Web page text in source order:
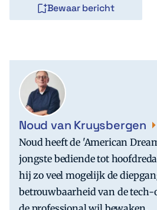
Bewaar bericht
Noud van Kruysbergen
Noud heeft de 'American
jongste bediende tot
hij zo veel mogelijk de
betrouwbaarheid van de